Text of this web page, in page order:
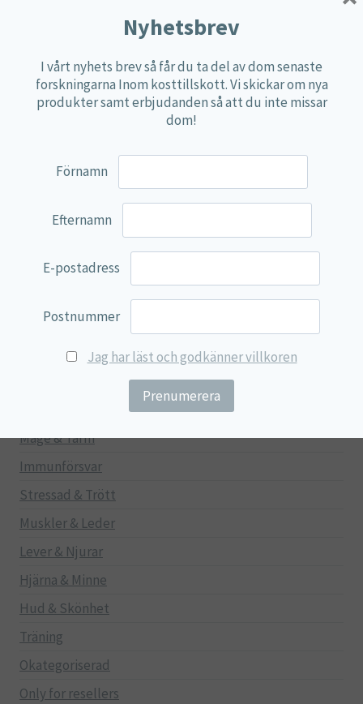
Övriga kosttillskott
100% Natural
Reviva Nutrition
Svenska Örtmedicinska Institutet
Green Trade
Mage & Tarm
Immunförsvar
Stressad & Trött
Muskler & Leder
Lever & Njurar
Hjärna & Minne
Hud & Skönhet
Träning
Okategoriserad
Only for resellers
Nyhetsbrev
I vårt nyhets brev så får du ta del av dom senaste
forskningarna Inom kosttillskott. Vi skickar om nya
produkter samt erbjudanden så att du inte missar
dom!
Förnamn
Efternamn
E-postadress
Postnummer
Jag har läst och godkänner villkoren